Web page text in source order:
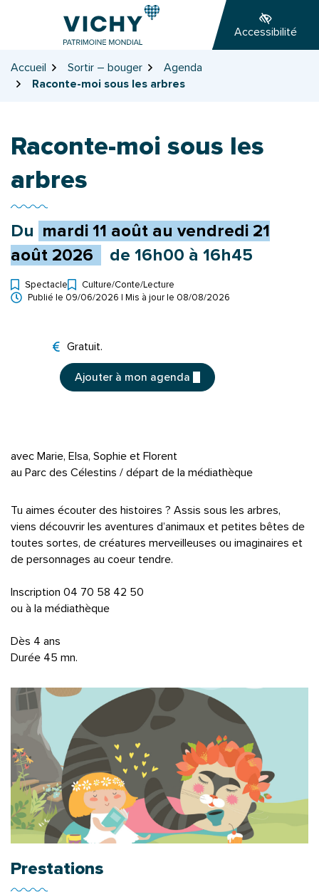
page
Accessibilité
Accueil Sortir – bouger
Agenda
Raconte-moi sous les arbres
Raconte-moi sous les
arbres
Du mardi 11 août au vendredi 21
août 2026 de 16h00 à 16h45
SpectacleTypes d'événement
Culture/Conte/Lecture
Publié le 09/06/2026 | Mis à jour le 08/08/2026
Tarifs
Gratuit.
Ajouter à mon agenda
avec Marie, Elsa, Sophie et Florent
au Parc des Célestins / départ de la médiathèque
Tu aimes écouter des histoires ? Assis sous les arbres,
viens découvrir les aventures d’animaux et petites bêtes de
toutes sortes, de créatures merveilleuses ou imaginaires et
de personnages au coeur tendre.
Inscription 04 70 58 42 50
ou à la médiathèque
Dès 4 ans
Durée 45 mn.
Prestations